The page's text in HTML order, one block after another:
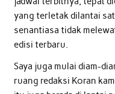
yang terletak dilantai
senantiasa tidak
edisi terbaru.
Saya juga mulai diam-
ruang redaksi Koran